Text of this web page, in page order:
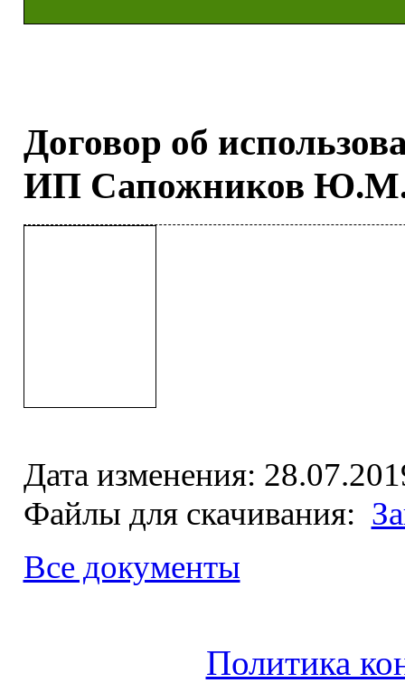
Договор об
ИП Сапожников
Дата изменения:
Файлы для скачивания:
Все документы
Политика